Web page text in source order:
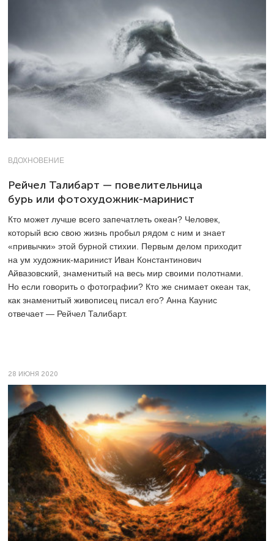
ВДОХНОВЕНИЕ
Рейчел Талибарт — повелительница
бурь или фотохудожник-маринист
Кто может лучше всего запечатлеть океан? Человек,
который всю свою жизнь пробыл рядом с ним и знает
«привычки» этой бурной стихии. Первым делом приходит
на ум художник-маринист Иван Константинович
Айвазовский, знаменитый на весь мир своими полотнами.
Но если говорить о фотографии? Кто же снимает океан так,
как знаменитый живописец писал его? Анна Каунис
отвечает — Рейчел Талибарт.
28 ИЮНЯ 2020